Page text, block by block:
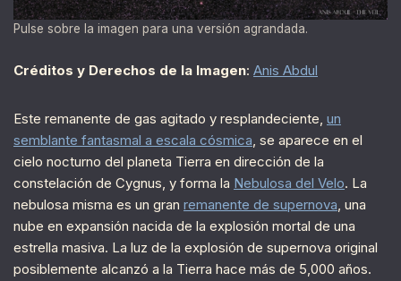
Pulse sobre la imagen para una versión agrandada.
Créditos y Derechos de la Imagen: Anis Abdul
Este remanente de gas agitado y resplandeciente, un
semblante fantasmal a escala cósmica, se aparece en el
cielo nocturno del planeta Tierra en dirección de la
constelación de Cygnus, y forma la Nebulosa del Velo. La
nebulosa misma es un gran remanente de supernova, una
nube en expansión nacida de la explosión mortal de una
estrella masiva. La luz de la explosión de supernova original
posiblemente alcanzó a la Tierra hace más de 5,000 años.